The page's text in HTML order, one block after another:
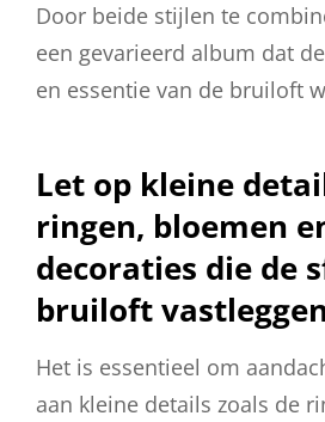
Door beide stijlen te
een gevarieerd album dat
en essentie van de bruiloft
Let op kleine
ringen, bloemen
decoraties die de
bruiloft
Het is essentieel om
aan kleine details zoals de